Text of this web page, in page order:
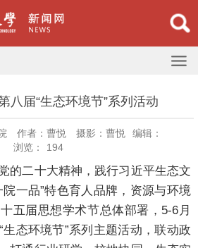
八届“生态环境节”系列活动
作者：曹悦 摄影：曹悦
编辑：
浏览：
194
的二十大精神，践行习近平生态文
一品”特色育人品牌，资源与环境
五届思想学术节总体部署，5-6月
态环境节”系列主题活动，联动政